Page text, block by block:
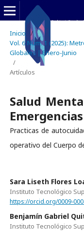
Inicio /
Vol. 6 Núm. 1 (2025):
Globales | Enero-Junio
/
Artículos
Salud
Emergencias
Practicas de
operativo del Cuerpo
Sara Liseth Flores
Instituto Tecnológico
https://orcid.org/0009-
Benjamín Gabriel
Instituto Tecnológico